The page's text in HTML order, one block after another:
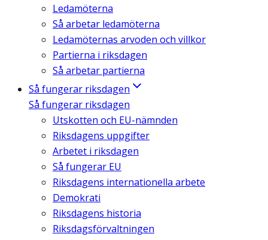
Ledamöterna
Så arbetar ledamöterna
Ledamöternas arvoden och villkor
Partierna i riksdagen
Så arbetar partierna
Så fungerar riksdagen
Så fungerar riksdagen
Utskotten och EU-nämnden
Riksdagens uppgifter
Arbetet i riksdagen
Så fungerar EU
Riksdagens internationella arbete
Demokrati
Riksdagens historia
Riksdagsförvaltningen